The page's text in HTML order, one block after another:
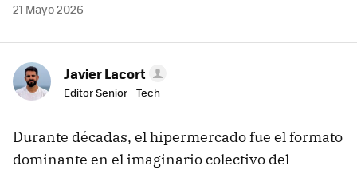
21 Mayo 2026
Javier Lacort
Editor Senior - Tech
Durante décadas, el hipermercado fue el formato
dominante en el imaginario colectivo del